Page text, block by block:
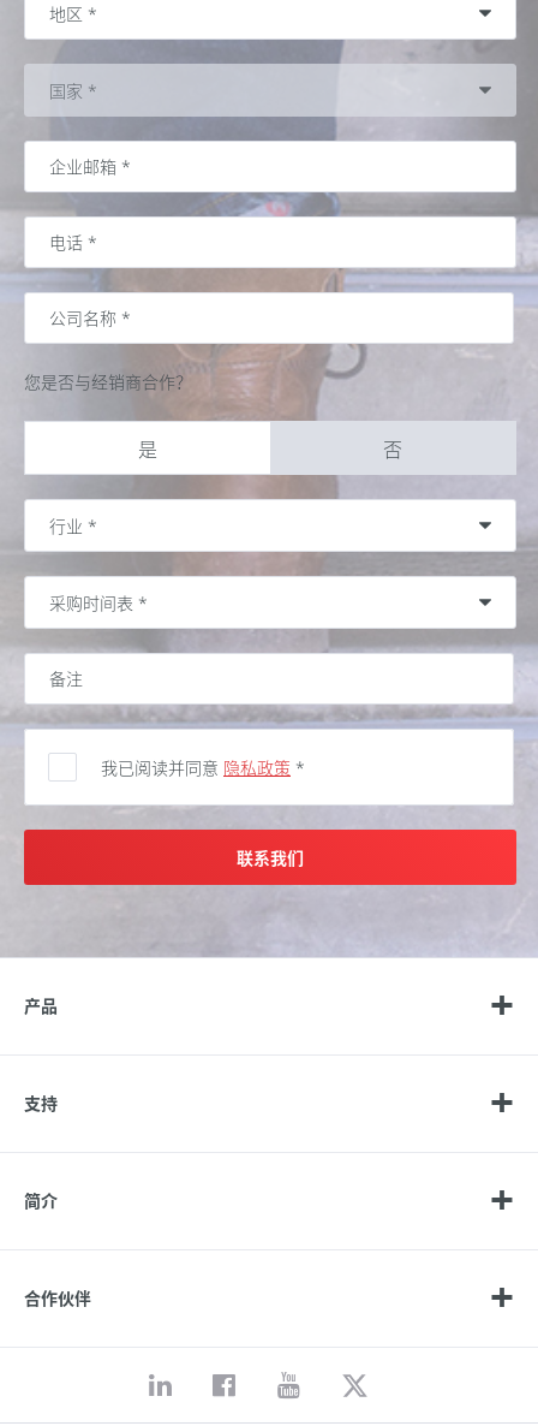
您是否与经销商合作？
是 否
我已阅读并同意 隐私政策 *
联系我们
产品
支持
简介
合作伙伴